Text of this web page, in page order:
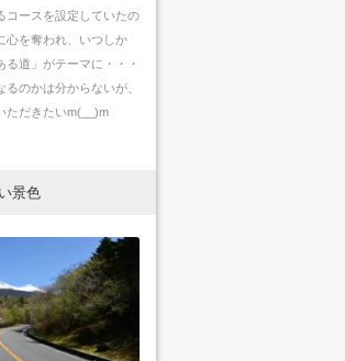
コースを設定していたの
心を奪われ、いつしか
る道」がテーマに・・・
のかは分からないが、
ただきたいm(__)m
景色